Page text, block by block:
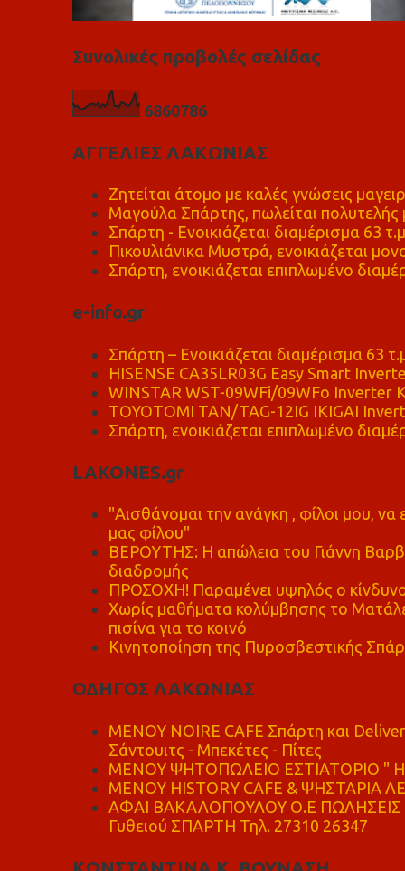
Συνολικές προβολές σελίδας
6860786
ΑΓΓΕΛΙΕΣ ΛΑΚΩΝΙΑΣ
Ζητείται άτομο με καλές γνώσεις
Μαγούλα Σπάρτης, πωλείται πολυτελής
Σπάρτη - Ενοικιάζεται διαμέρισμα 63 τ.μ
Πικουλιάνικα Μυστρά, ενοικιάζεται
Σπάρτη, ενοικιάζεται επιπλωμένο
e-info.gr
Σπάρτη – Ενοικιάζεται διαμέρισμα 63
HISENSE CA35LR03G Easy Smart
WINSTAR WST-09WFi/09WFo Inverter
TOYOTOMI TAN/TAG-12IG IKIGAI
Σπάρτη, ενοικιάζεται επιπλωμένο
LAKONES.gr
"Αισθάνομαι την ανάγκη , φίλοι μου,
μας φίλου"
ΒΕΡΟΥΤΗΣ: Η απώλεια του Γιάννη
διαδρομής
ΠΡΟΣΟΧΗ! Παραμένει υψηλός ο
Χωρίς μαθήματα κολύμβησης το
πισίνα για το κοινό
Κινητοποίηση της Πυροσβεστικής
ΟΔΗΓΟΣ ΛΑΚΩΝΙΑΣ
MENOY NOIRE CAFE Σπάρτη και
Σάντουιτς - Μπεκέτες - Πίτες
ΜΕΝΟΥ ΨΗΤΟΠΩΛΕΙΟ ΕΣΤΙΑΤΟΡΙΟ "
ΜΕΝΟΥ HISTORY CAFE & ΨΗΣΤΑΡΙΑ
ΑΦΑΙ ΒΑΚΑΛΟΠΟΥΛΟΥ Ο.Ε ΠΩΛΗΣΕΙΣ
Γυθειού ΣΠΑΡΤΗ Τηλ. 27310 26347